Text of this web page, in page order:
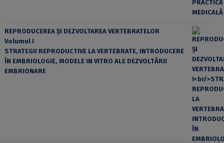
REPRODUCEREA ȘI DEZVOLTAREA VERTEBRATELOR
Volumul I
STRATEGII REPRODUCTIVE LA VERTEBRATE, INTRODUCERE
ÎN EMBRIOLOGIE, MODELE IN VITRO ALE DEZVOLTĂRII
EMBRIONARE